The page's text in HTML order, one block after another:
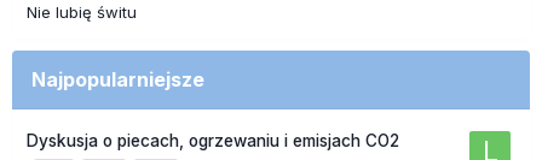
Nie lubię świtu
Najpopularniejsze
Dyskusja o piecach, ogrzewaniu i emisjach CO2